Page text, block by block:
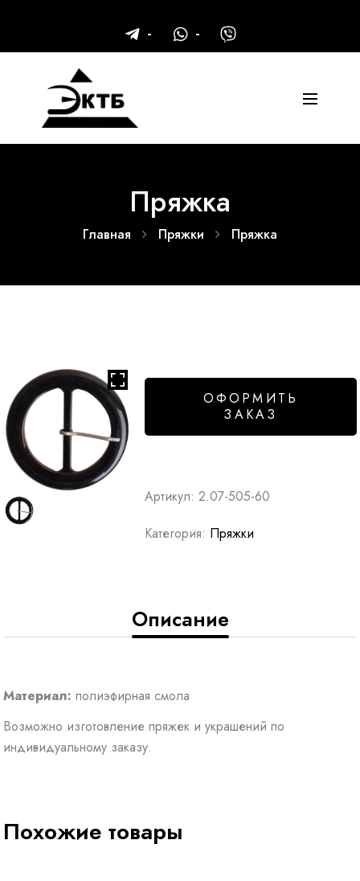
Пряжка
Главная Пряжки Пряжка
ОФОРМИТЬ
ЗАКАЗ
Артикул:2.07-505-60
Категория: Пряжки
Описание
Материал: полиэфирная смола
Возможно изготовление пряжек и украшений по
индивидуальному заказу.
Похожие товары